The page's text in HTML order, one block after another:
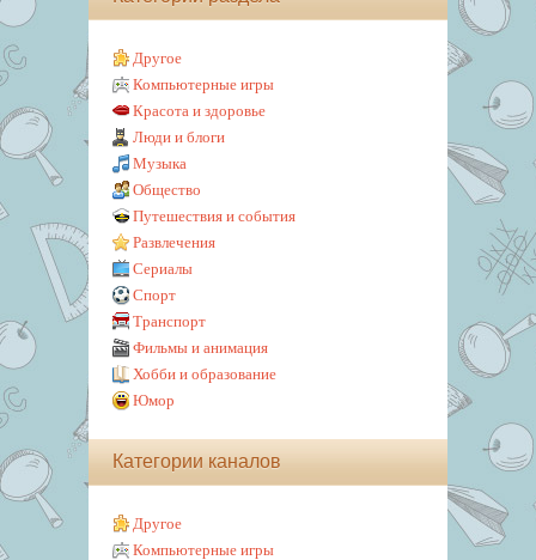
Другое
Компьютерные игры
Красота и здоровье
Люди и блоги
Музыка
Общество
Путешествия и события
Развлечения
Сериалы
Спорт
Транспорт
Фильмы и анимация
Хобби и образование
Юмор
Категории каналов
Другое
Компьютерные игры